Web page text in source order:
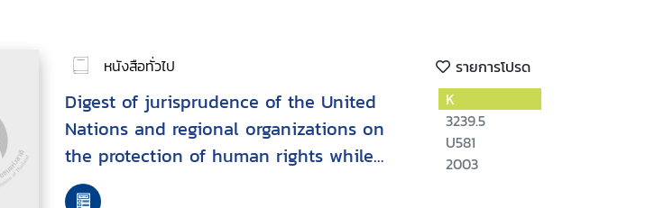
หนังสือทั่วไป รายการโปรด
Digest of jurisprudence of the United
Nations and regional organizations on
the protection of human rights while
countering terrorism
K
3239.5
U581
2003